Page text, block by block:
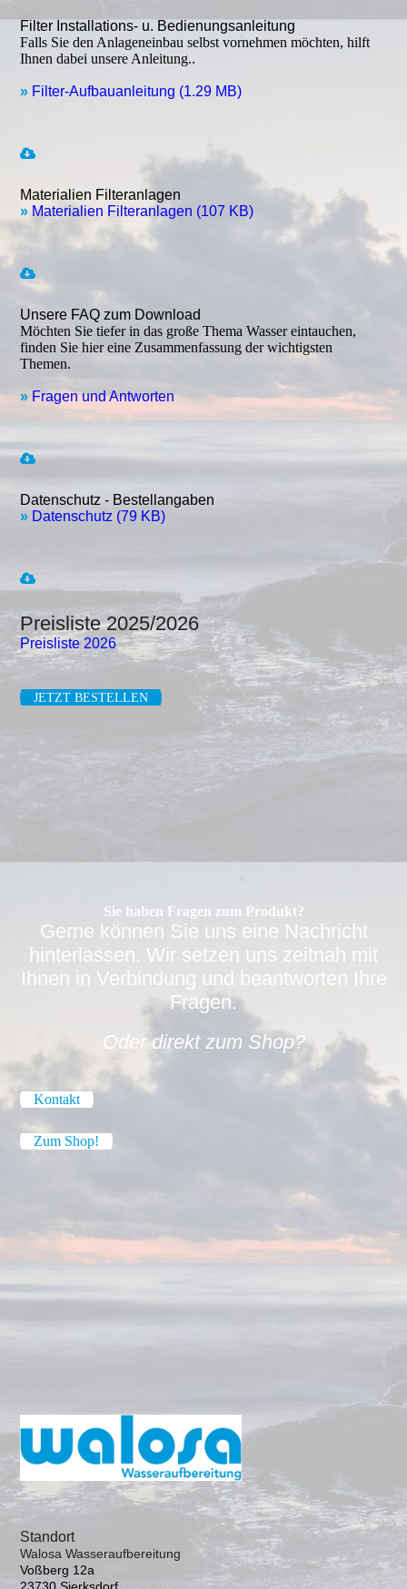
Filter Installations- u. Bedienungsanleitung
Falls Sie den Anlageneinbau selbst vornehmen möchten, hilft
Ihnen dabei unsere Anleitung..
» Filter-Aufbauanleitung (1.29 MB)
Materialien Filteranlagen
» Materialien Filteranlagen (107 KB)
Unsere FAQ zum Download
Möchten Sie tiefer in das große Thema Wasser eintauchen,
finden Sie hier eine Zusammenfassung der wichtigsten
Themen.
» Fragen und Antworten
Datenschutz - Bestellangaben
» Datenschutz (79 KB)
Preisliste 2025/2026
Preisliste 2026
JETZT BESTELLEN
Sie haben Fragen zum Produkt?
Gerne können Sie uns eine Nachricht
hinterlassen. Wir setzen uns zeitnah mit
Ihnen in Verbindung und beantworten Ihre
Fragen.
Oder direkt zum Shop?
Kontakt
Zum Shop!
Standort
Walosa Wasseraufbereitung
Voßberg 12a